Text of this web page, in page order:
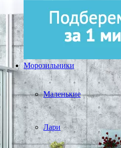
Морозильники
Маленькие
Лари